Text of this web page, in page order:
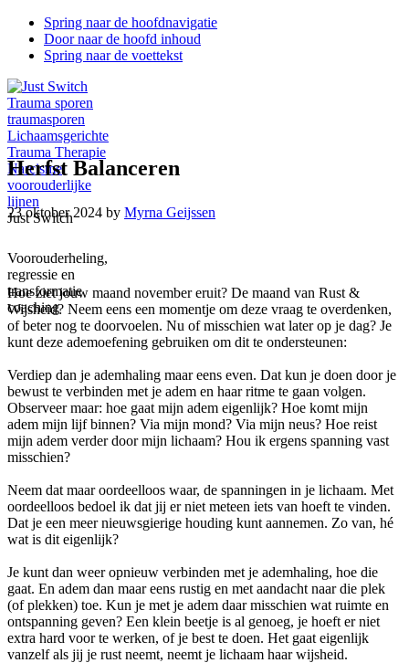
Spring naar de hoofdnavigatie
Door naar de hoofd inhoud
Spring naar de voettekst
Just Switch
Voorouderheling,
regressie en
transformatie
coaching
Herfst Balanceren
23 oktober 2024 by Myrna Geijssen
Hoe ziet jouw maand november eruit? De maand van Rust &
Wijsheid? Neem eens een momentje om deze vraag te overdenken,
of beter nog te doorvoelen. Nu of misschien wat later op je dag? Je
kunt deze ademoefening gebruiken om dit te ondersteunen:
Verdiep dan je ademhaling maar eens even. Dat kun je doen door je
bewust te verbinden met je adem en haar ritme te gaan volgen.
Observeer maar: hoe gaat mijn adem eigenlijk? Hoe komt mijn
adem mijn lijf binnen? Via mijn mond? Via mijn neus? Hoe reist
mijn adem verder door mijn lichaam? Hou ik ergens spanning vast
misschien?
Neem dat maar oordeelloos waar, de spanningen in je lichaam. Met
oordeelloos bedoel ik dat jij er niet meteen iets van hoeft te vinden.
Dat je een meer nieuwsgierige houding kunt aannemen. Zo van, hé
wat is dit eigenlijk?
Je kunt dan weer opnieuw verbinden met je ademhaling, hoe die
gaat. En adem dan maar eens rustig en met aandacht naar die plek
(of plekken) toe. Kun je met je adem daar misschien wat ruimte en
ontspanning geven? Een klein beetje is al genoeg, je hoeft er niet
extra hard voor te werken, of je best te doen. Het gaat eigenlijk
vanzelf als jij je rust neemt, neemt je lichaam haar wijsheid.